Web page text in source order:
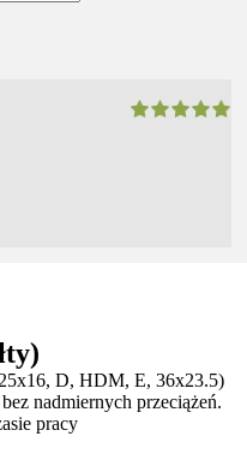
D, HDM, E, 36x23.5)
nadmiernych przeciążeń.
pracy